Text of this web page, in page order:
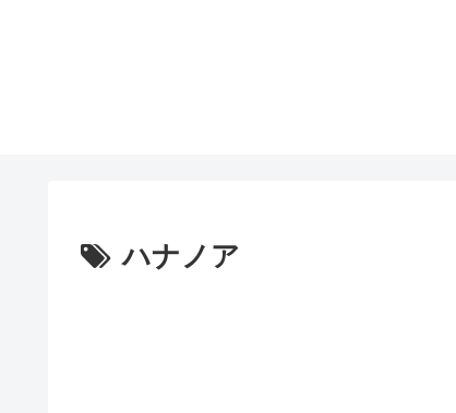
ハナノア